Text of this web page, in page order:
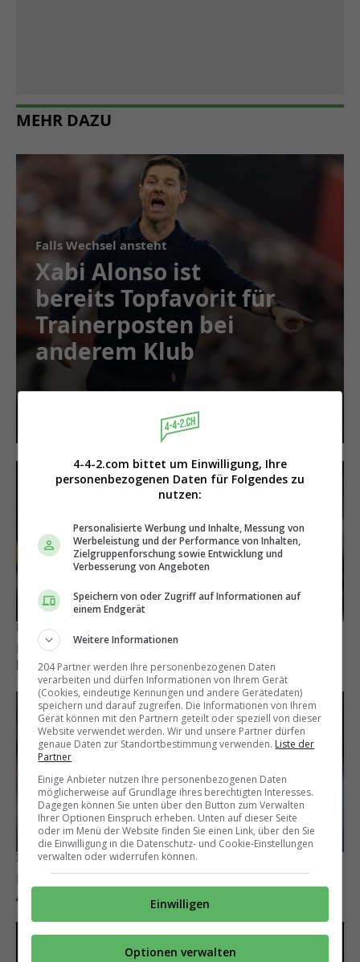
MEHR DAZU
Falls Wechsel ansteht
Xabi Alonso ist
bereits Topfavorit für
Trainerposten bei
anderem Klub
Bleibt vorerst in München
Michael Olise lehnt Liverpool ab und hat
künftig einen anderen Wunschklub
Intensive Kontakte
Berater Pini Zahavi will Alaba nach Saudi-
Arabien bringen
4-4-2.com bittet um Einwilligung, Ihre
personenbezogenen Daten für Folgendes zu
nutzen:
Personalisierte Werbung und Inhalte, Messung von
Werbeleistung und der Performance von Inhalten,
Zielgruppenforschung sowie Entwicklung und
Verbesserung von Angeboten
Speichern von oder Zugriff auf Informationen auf
einem Endgerät
Weitere Informationen
204 Partner werden Ihre personenbezogenen Daten
verarbeiten und dürfen Informationen von Ihrem Gerät
(Cookies, eindeutige Kennungen und andere Gerätedaten)
speichern und darauf zugreifen. Die Informationen von Ihrem
Gerät können mit den Partnern geteilt oder speziell von dieser
Website verwendet werden. Wir und unsere Partner dürfen
genaue Daten zur Standortbestimmung verwenden. Liste der
Partner
Einige Anbieter nutzen Ihre personenbezogenen Daten
möglicherweise auf Grundlage ihres berechtigten Interesses.
Dagegen können Sie unten über den Button zum Verwalten
Ihrer Optionen Einspruch erheben. Unten auf dieser Seite
oder im Menü der Website finden Sie einen Link, über den Sie
die Einwilligung in die Datenschutz- und Cookie-Einstellungen
verwalten oder widerrufen können.
Einwilligen
Optionen verwalten